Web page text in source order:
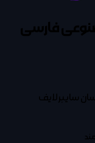
فارسی
سایبرلایف